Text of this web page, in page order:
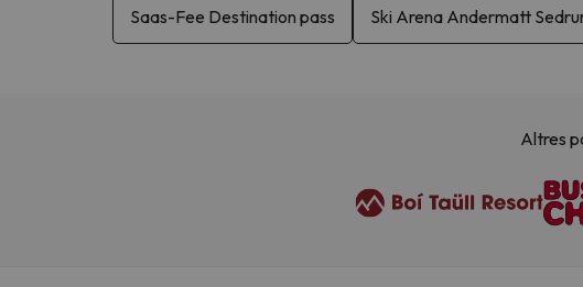
Saas-Fee Destination pass Ski Arena Andermatt
Altres